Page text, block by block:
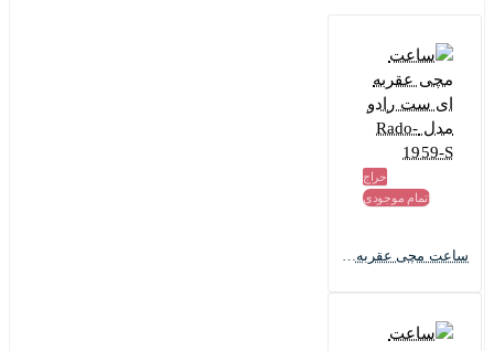
حراج
اتمام موجودی
ساعت مچی عقربه ای ست رادو مدل Rado-1959-S